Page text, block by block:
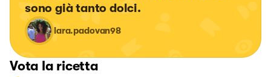
sono già tanto dolci.
lara.padovan98
Vota la ricetta